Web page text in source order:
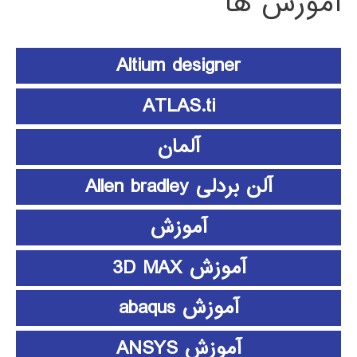
Altium designer
ATLAS.ti
آلمان
آلن بردلی Allen bradley
آموزش
آموزش 3D MAX
آموزش abaqus
آموزش ANSYS